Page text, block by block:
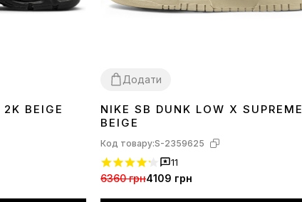
BEIGE
Додати
3641
NIKE SB DUNK LOW X SUPREME
BEIGE
Код товару:S-2359625
11
6360 грн4109 грн